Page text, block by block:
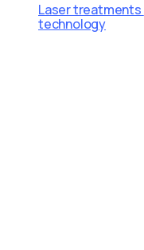
Laser treatments
technology